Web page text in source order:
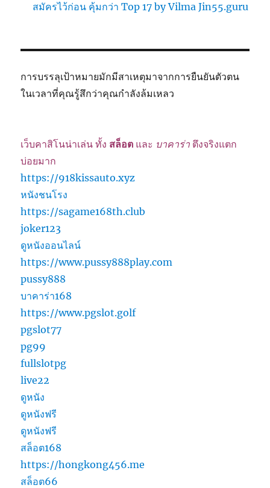
สมัครไว้ก่อน คุ้มกว่า Top 17 by Vilma Jin55.guru
การบรรลุเป้าหมายมักมีสาเหตุมาจากการยืนยันตัวตน
ในเวลาที่คุณรู้สึกว่าคุณกำลังล้มเหลว
เว็บคาสิโนน่าเล่น ทั้ง สล็อต และ บาคาร่า ตึงจริงแตก
บ่อยมาก
https://918kissauto.xyz
หนังชนโรง
https://sagame168th.club
joker123
ดูหนังออนไลน์
https://www.pussy888play.com
pussy888
บาคาร่า168
https://www.pgslot.golf
pgslot77
pg99
fullslotpg
live22
ดูหนัง
ดูหนังฟรี
ดูหนังฟรี
สล็อต168
https://hongkong456.me
สล็อต66